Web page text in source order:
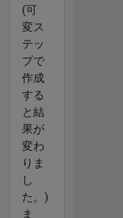
(可
変ス
テッ
プで
作成
する
と結
果が
変わ
りま
し
た。)
ま